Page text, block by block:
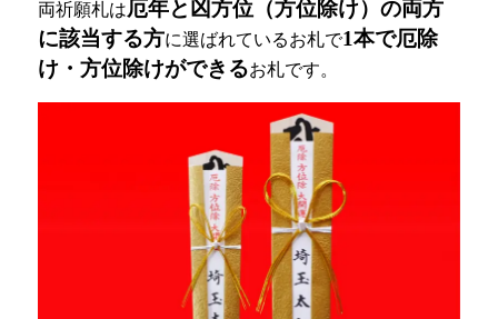
両祈願札は厄年と凶方位（方位除け）の両方
に該当する方に選ばれているお札で1本で厄除
け・方位除けができるお札です。